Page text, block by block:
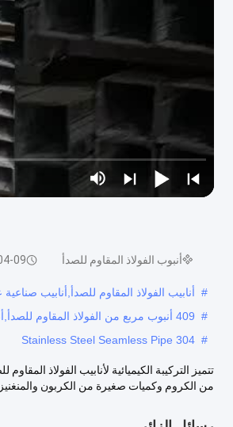
أنبوب الفولاذ المقاوم للصدأ 09
# أنابيب الفولاذ المقاوم للصدأ,أنابيب
# 409 أنبوب مربع من الفولاذ المقاوم للصدأ,أنبوب مربع من الفولاذ المقاوم للصدأ مقاوم للتآكل,أنبوب مستطيل من الفولاذ المقاوم للصدأ عالي القوة
#
304 Stainless Steel Seamless Pipe
من الكروم وكميات صغيرة من الكربون والمنغنيز